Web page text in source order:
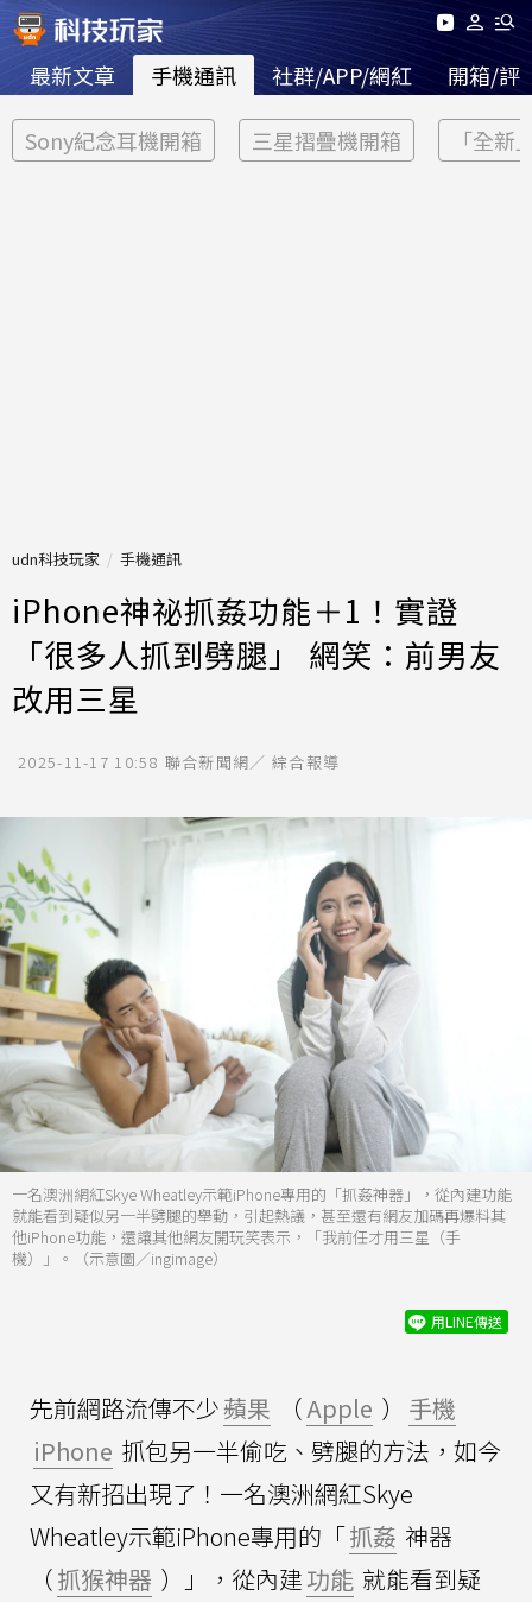
最新文章 手機通訊 社群/APP/網紅 開箱/評
Sony紀念耳機開箱 三星摺疊機開箱 「全新
udn科技玩家 手機通訊
iPhone神祕抓姦功能＋1！實證
「很多人抓到劈腿」 網笑：前男友
改用三星
2025-11-17 10:58 聯合新聞網／ 綜合報導
一名澳洲網紅Skye Wheatley示範iPhone專用的「抓姦神器」，從內建功能
就能看到疑似另一半劈腿的舉動，引起熱議，甚至還有網友加碼再爆料其
他iPhone功能，還讓其他網友開玩笑表示，「我前任才用三星（手
機）」。（示意圖／ingimage）
用LINE傳送
先前網路流傳不少蘋果 （Apple ）
手機
iPhone 抓包另一半偷吃、劈腿的方法，如今
又有新招出現了！一名澳洲網紅Skye
Wheatley示範iPhone專用的「抓姦 神器
（抓猴神器 ）」，從內建功能 就能看到疑